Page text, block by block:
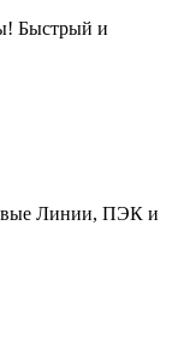
Быстрый и
Линии, ПЭК и